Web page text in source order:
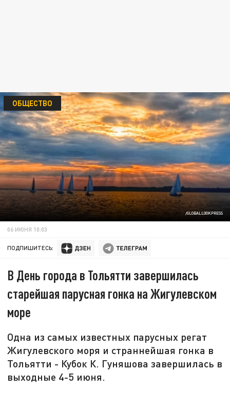
/GLOBALLOOKPRESS
ОБЩЕСТВО
06 ИЮНЯ 10:03
ПОДПИШИТЕСЬ:
В День города в Тольятти завершилась
старейшая парусная гонка на Жигулевском
море
Одна из самых известных парусных регат
Жигулевского моря и страннейшая гонка в
Тольятти - Кубок К. Гуняшова завершилась в
выходные 4-5 июня.